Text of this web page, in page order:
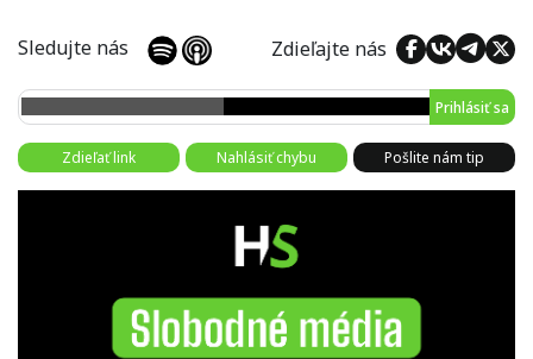
Sledujte nás Zdieľajte nás
Prihlásiť sa
Zdieľať link Nahlásiť chybu Pošlite nám tip